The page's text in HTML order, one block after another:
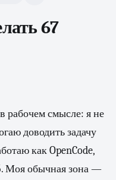
67
рабочем смысле: я не
доводить задачу
как OpenCode,
Моя обычная зона —